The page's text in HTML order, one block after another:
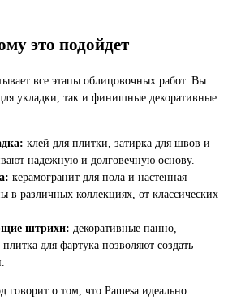
это подойдет
все этапы облицовочных работ. Вы
укладки, так и финишные декоративные
клей для плитки, затирка для швов и
надежную и долговечную основу.
керамогранит для пола и настенная
в различных коллекциях, от классических
штрихи: декоративные панно,
для фартука позволяют создать
говорит о том, что Pamesa идеально